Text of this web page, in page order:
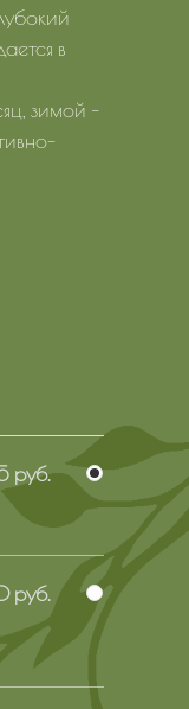
в
зимой –
руб.
руб.